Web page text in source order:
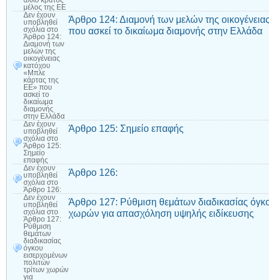
μέλος της ΕΕ
Δεν έχουν
υποβληθεί
σχόλια στο
Άρθρο 124:
Διαμονή των
μελών της
οικογένειας
κατόχου
«Μπλε
κάρτας της
ΕΕ» που
ασκεί το
δικαίωμα
διαμονής
στην Ελλάδα
Άρθρο 124: Διαμονή των μελών της
που ασκεί το δικαίωμα διαμονής στην Ελλάδα
Δεν έχουν
υποβληθεί
σχόλια στο
Άρθρο 125:
Σημείο
επαφής
Άρθρο 125: Σημείο επαφής
Δεν έχουν
υποβληθεί
σχόλια στο
Άρθρο 126:
Άρθρο 126:
Δεν έχουν
υποβληθεί
σχόλια στο
Άρθρο 127:
Ρύθμιση
θεμάτων
διαδικασίας
όγκου
εισερχομένων
πολιτών
τρίτων χωρών
για
Άρθρο 127: Ρύθμιση θεμάτων διαδικασίας
χωρών για απασχόληση υψηλής ειδίκευσης